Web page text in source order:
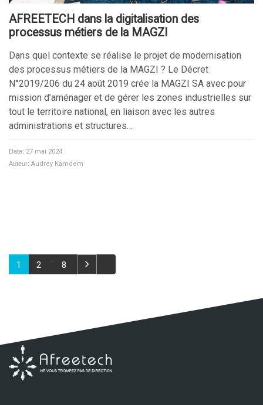
AFREETECH dans la digitalisation des
processus métiers de la MAGZI
Dans quel contexte se réalise le projet de modernisation
des processus métiers de la MAGZI ? Le Décret
N°2019/206 du 24 août 2019 crée la MAGZI SA avec pour
mission d’aménager et de gérer les zones industrielles sur
tout le territoire national, en liaison avec les autres
administrations et structures…
Date: 27 mai 2024
Auteur: Audrey Kamdem
1 2 8